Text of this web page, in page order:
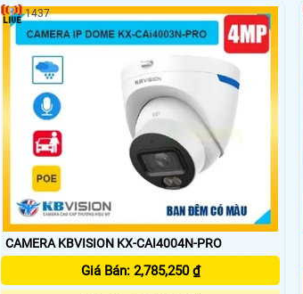
lưu trữ thẻ Micro SD tối đa 256GB. Với chuẩn IP67,
IK10, chống sét 5000V và hỗ trợ PoE, camera bền
bỉ phù hợp cho giám sát an ninh ngoài trời.
CAMERA KBVISION KX-CAI4004N-PRO
Giá Bán: 2,785,250 ₫
1437